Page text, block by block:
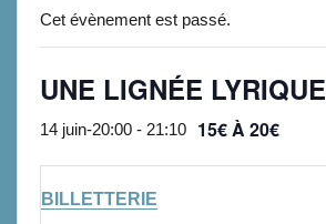
Cet évènement est passé.
UNE LIGNÉE LYRIQUE
14 juin-20:00 - 21:10 15€ À 20€
BILLETTERIE